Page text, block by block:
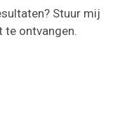
Stuur mij
te ontvangen.